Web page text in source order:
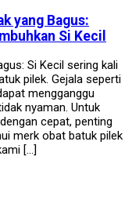
yang Bagus:
Si Kecil
Si Kecil sering kali
pilek. Gejala seperti
mengganggu
nyaman. Untuk
cepat, penting
merk obat batuk pilek
[…]